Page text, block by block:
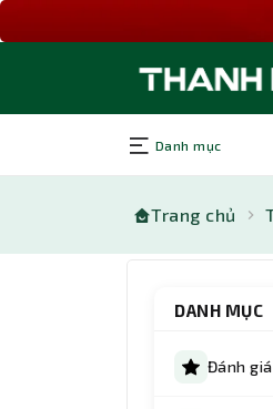
Danh mục
Trang chủ
DANH MỤC
Đánh